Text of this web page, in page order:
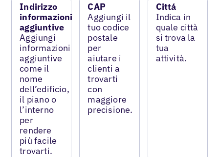
Indirizzo
informazioni
aggiuntive
Aggiungi
informazioni
aggiuntive
come il
nome
dell’edificio,
il piano o
l’interno
per
rendere
più facile
trovarti.
CAP
Aggiungi il
tuo codice
postale
per
aiutare i
clienti a
trovarti
con
maggiore
precisione.
Cittá
Indica in
quale città
si trova la
tua
attività.